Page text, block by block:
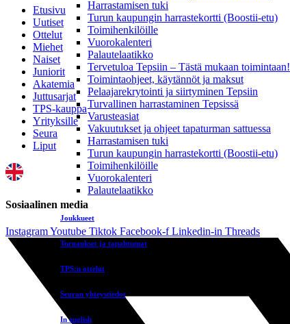
Harrastamisen tuki
Turun kaupungin harrastekortti (Boostii-etu)
Toimihenkilöille
Vuorokalenteri
Palautelaatikko
Tervetuloa Tepsiin – Tästä mukaan toimintaan!
Toimintaohjeet, käytännöt ja maksut
Pelaajarekrytointi ja siirtyminen Tepsiin
Turvallinen harrastaminen Tepsissä
Varusteasiat
Vakuutukset ja ohjeet tapaturman sattuessa
Harrastamisen tuki
Turun kaupungin harrastekortti (Boostii-etu)
Toimihenkilöille
Vuorokalenteri
Palautelaatikko
Joukkueet
Turnaukset ja tapahtumat
TPS:n ottelut
Seuran yhteystiedot
In english
Etusivu
Uutiset
Ottelut
Miehet
Naiset
Juniorit
Akatemia
Juttusarjat
TPS-kauppa
Yrityksille
Seura
Liput
Sosiaalinen media
InstagramYoutube Tiktok Facebook-f Linkedin-in Threads